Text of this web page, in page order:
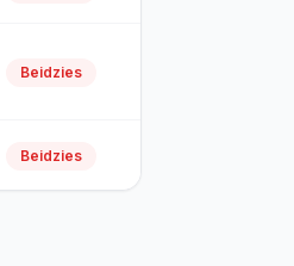
Beidzies
Beidzies